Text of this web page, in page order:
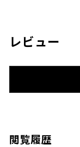
レビュー
閲覧履歴